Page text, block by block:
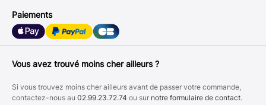
Paiements
Vous avez trouvé moins cher ailleurs ?
Si vous trouvez moins cher ailleurs avant de passer votre commande,
contactez-nous au 02.99.23.72.74 ou sur notre formulaire de contact.